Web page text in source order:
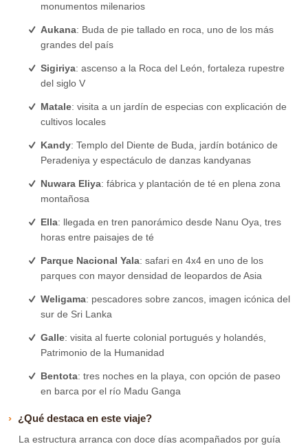
monumentos milenarios
Aukana: Buda de pie tallado en roca, uno de los más
grandes del país
Sigiriya: ascenso a la Roca del León, fortaleza rupestre
del siglo V
Matale: visita a un jardín de especias con explicación de
cultivos locales
Kandy: Templo del Diente de Buda, jardín botánico de
Peradeniya y espectáculo de danzas kandyanas
Nuwara Eliya: fábrica y plantación de té en plena zona
montañosa
Ella: llegada en tren panorámico desde Nanu Oya, tres
horas entre paisajes de té
Parque Nacional Yala: safari en 4x4 en uno de los
parques con mayor densidad de leopardos de Asia
Weligama: pescadores sobre zancos, imagen icónica del
sur de Sri Lanka
Galle: visita al fuerte colonial portugués y holandés,
Patrimonio de la Humanidad
Bentota: tres noches en la playa, con opción de paseo
en barca por el río Madu Ganga
¿Qué destaca en este viaje?
La estructura arranca con doce días acompañados por guía